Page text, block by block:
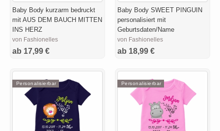
Baby Body kurzarm bedruckt
mit AUS DEM BAUCH MITTEN
INS HERZ
von Fashionelles
ab 17,99 €
Baby Body SWEET PINGUIN
personalisiert mit
Geburtsdaten/Name
von Fashionelles
ab 18,99 €
Personalisierbar Personalisierbar